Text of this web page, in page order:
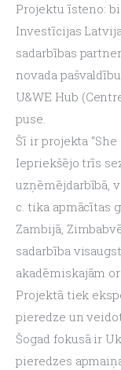
Projektu īsteno:
Investīcijas
sadarbības
novada
U&WE Hub
puse.
Šī ir projekta
Iepriekšējo trīs
uzņēmējdarbībā,
c. tika apmācītas
Zambijā,
sadarbība
akadēmiskajām
Projektā tiek
pieredze un
Šogad fokusā ir
pieredzes